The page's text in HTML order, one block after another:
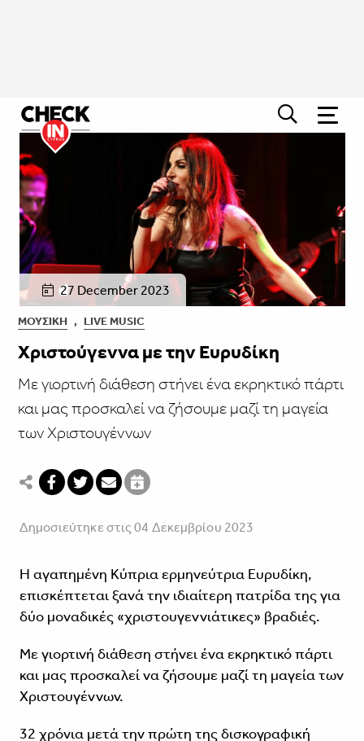
27 December 2023
ΜΟΥΣΙΚΉ , LIVE MUSIC
Χριστούγεννα με την Ευρυδίκη
Με γιορτινή διάθεση στήνει ένα εκρηκτικό πάρτι
και μας προσκαλεί να ζήσουμε μαζί τη μαγεία
των Χριστουγέννων
Δημοσιεύτηκε στις 04 Δεκεμβρίου 2023
Η αγαπημένη Κύπρια ερμηνεύτρια Ευρυδίκη,
επισκέπτεται ξανά την ιδιαίτερη πατρίδα της για
δύο μοναδικές «χριστουγεννιάτικες» βραδιές.
Με γιορτινή διάθεση στήνει ένα εκρηκτικό πάρτι
και μας προσκαλεί να ζήσουμε μαζί τη μαγεία των
Χριστουγέννων.
32 χρόνια μετά την πρώτη της δισκογραφική